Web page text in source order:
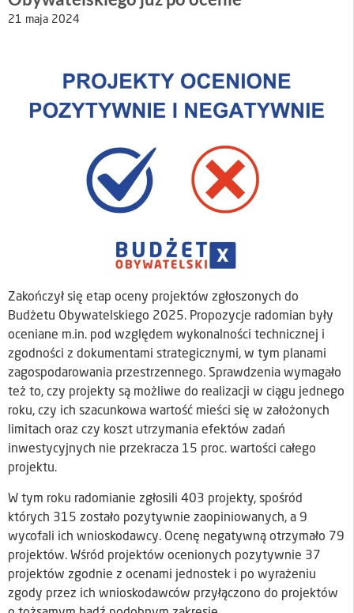
21 maja 2024
Zakończył się etap oceny projektów zgłoszonych do
Budżetu Obywatelskiego 2025. Propozycje radomian były
oceniane m.in. pod względem wykonalności technicznej i
zgodności z dokumentami strategicznymi, w tym planami
zagospodarowania przestrzennego. Sprawdzenia wymagało
też to, czy projekty są możliwe do realizacji w ciągu jednego
roku, czy ich szacunkowa wartość mieści się w założonych
limitach oraz czy koszt utrzymania efektów zadań
inwestycyjnych nie przekracza 15 proc. wartości całego
projektu.
W tym roku radomianie zgłosili 403 projekty, spośród
których 315 zostało pozytywnie zaopiniowanych, a 9
wycofali ich wnioskodawcy. Ocenę negatywną otrzymało 79
projektów. Wśród projektów ocenionych pozytywnie 37
projektów zgodnie z ocenami jednostek i po wyrażeniu
zgody przez ich wnioskodawców przyłączono do projektów